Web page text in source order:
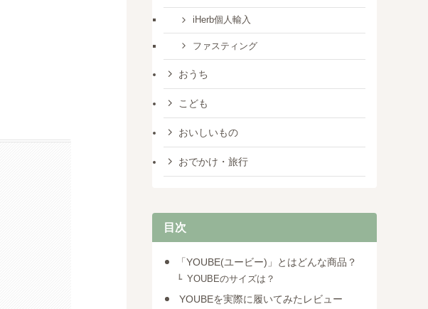
iHerb個人輸入
ファスティング
おうち
こども
おいしいもの
おでかけ・旅行
目次
「YOUBE(ユービー)」とはどんな商品？
YOUBEのサイズは？
YOUBEを実際に履いてみたレビュー